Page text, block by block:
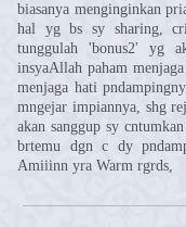
biasanya menginginkan
hal yg bs sy sharing,
tunggulah 'bonus2' yg
insyaAllah paham
menjaga hati
mngejar impiannya, shg
akan sanggup sy
brtemu dgn c dy
Amiiinn yra Warm rgrds,